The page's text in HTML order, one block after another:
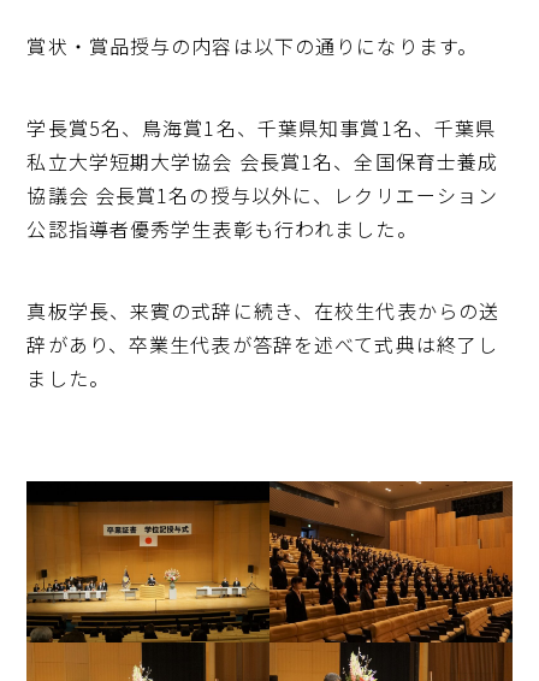
賞状・賞品授与の内容は以下の通りになります。
学長賞5名、鳥海賞1名、千葉県知事賞1名、千葉県
私立大学短期大学協会 会長賞1名、全国保育士養成
協議会 会長賞1名の授与以外に、レクリエーション
公認指導者優秀学生表彰も行われました。
真板学長、来賓の式辞に続き、在校生代表からの送
辞があり、卒業生代表が答辞を述べて式典は終了し
ました。